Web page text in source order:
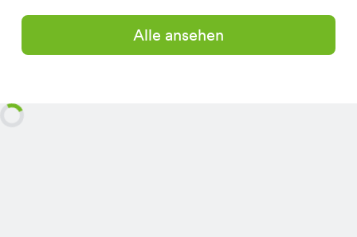
Alle ansehen